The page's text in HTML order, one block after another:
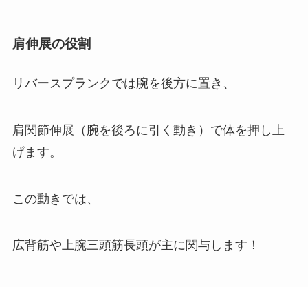
肩伸展の役割
リバースプランクでは腕を後方に置き、
肩関節伸展（腕を後ろに引く動き）で体を押し上
げます。
この動きでは、
広背筋や上腕三頭筋長頭が主に関与します！